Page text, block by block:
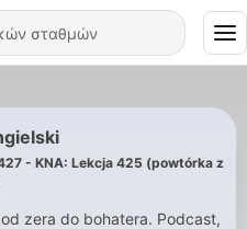
- KNA: Lekcja 425 (powtórka z
zera do bohatera. Podcast,